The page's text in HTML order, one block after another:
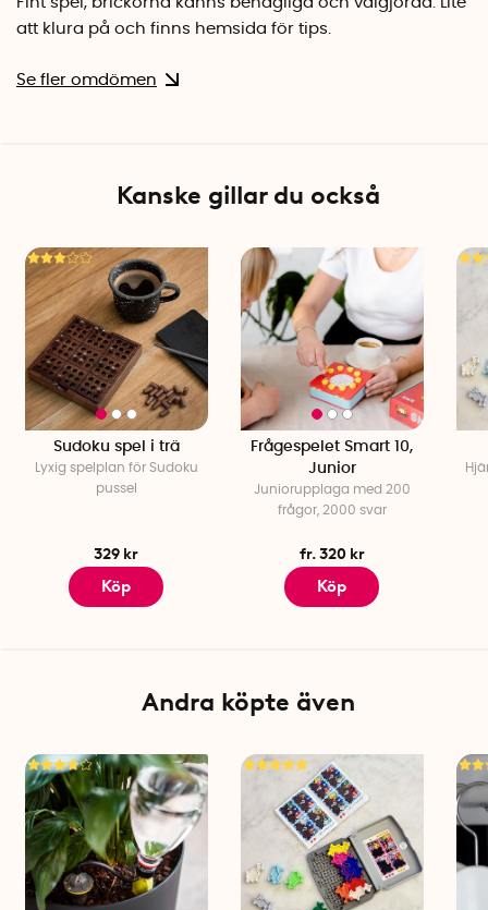
att klura på och finns hemsida för tips.
Se fler omdömen
Kanske gillar du också
Sudoku spel i trä
Lyxig spelplan för Sudoku
pussel
329 kr
Köp
Frågespelet Smart 10,
Junior
Juniorupplaga med 200
frågor, 2000 svar
fr. 320 kr
Köp
Andra köpte även